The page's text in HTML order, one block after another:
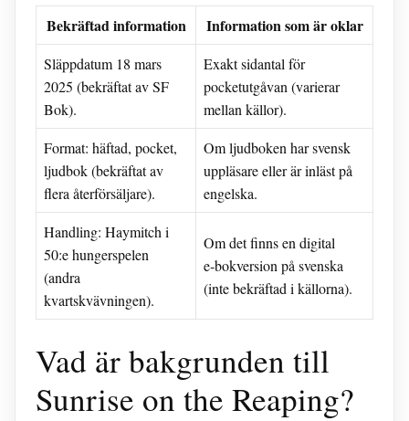
Bekräftad information Information som är oklar
Släppdatum 18 mars
2025 (bekräftat av SF
Bok).
Exakt sidantal för
pocketutgåvan (varierar
mellan källor).
Format: häftad, pocket,
ljudbok (bekräftat av
flera återförsäljare).
Om ljudboken har svensk
uppläsare eller är inläst på
engelska.
Handling: Haymitch i
50:e hungerspelen
(andra
kvartskvävningen).
Om det finns en digital
e‑bokversion på svenska
(inte bekräftad i källorna).
Vad är bakgrunden till
Sunrise on the Reaping?